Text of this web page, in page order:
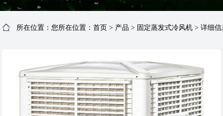
所在位置：您所在位置：首页 > 产品 > 固定蒸发式冷风机 >详细信